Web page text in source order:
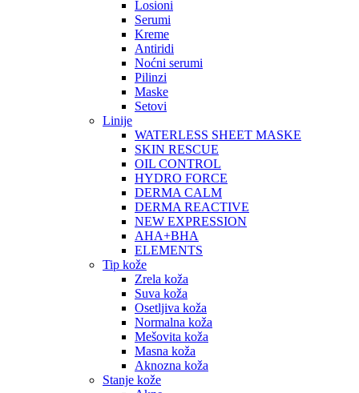
Losioni
Serumi
Kreme
Antiridi
Noćni serumi
Pilinzi
Maske
Setovi
Linije
WATERLESS SHEET MASKE
SKIN RESCUE
OIL CONTROL
HYDRO FORCE
DERMA CALM
DERMA REACTIVE
NEW EXPRESSION
AHA+BHA
ELEMENTS
Tip kože
Zrela koža
Suva koža
Osetljiva koža
Normalna koža
Mešovita koža
Masna koža
Aknozna koža
Stanje kože